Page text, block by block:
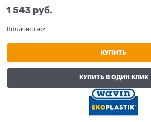
1 543 руб.
Количество:
КУПИТЬ
КУПИТЬ В ОДИН КЛИК